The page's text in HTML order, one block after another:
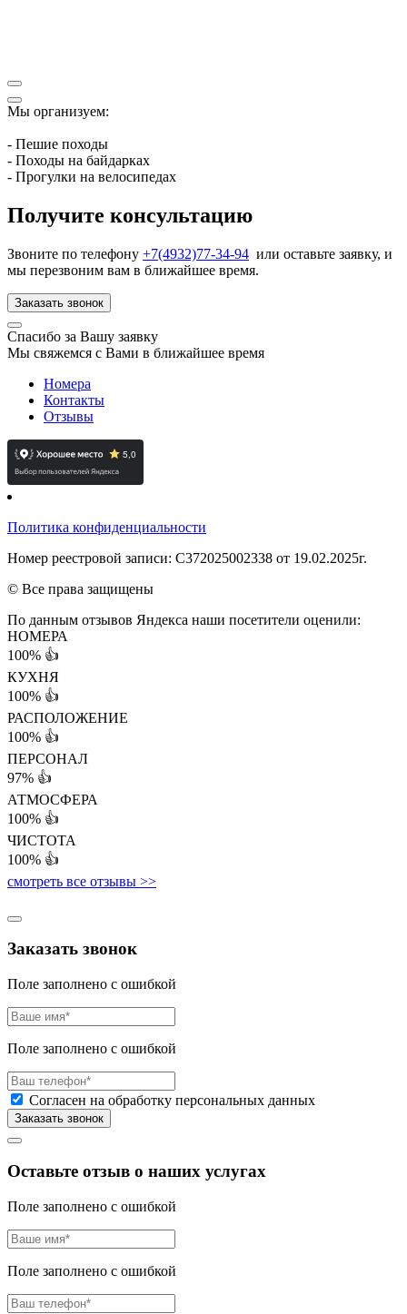
Мы организуем:
- Пешие походы
- Походы на байдарках
- Прогулки на велосипедах
Получите консультацию
Звоните по телефону +7(4932)77-34-94 или оставьте заявку, и
мы перезвоним вам в ближайшее время.
Заказать звонок
Спасибо за Вашу заявку
Мы свяжемся с Вами в ближайшее время
Номера
Контакты
Отзывы
Политика конфиденциальности
Номер реестровой записи: С372025002338 от 19.02.2025г.
© Все права защищены
По данным отзывов Яндекса наши посетители оценили:
НОМЕРА
100% 👍
КУХНЯ
100% 👍
РАСПОЛОЖЕНИЕ
100% 👍
ПЕРСОНАЛ
97% 👍
АТМОСФЕРА
100% 👍
ЧИСТОТА
100% 👍
смотреть все отзывы >>
Заказать звонок
Поле заполнено с ошибкой
Поле заполнено с ошибкой
Согласен на обработку персональных данных
Оставьте отзыв о наших услугах
Поле заполнено с ошибкой
Поле заполнено с ошибкой